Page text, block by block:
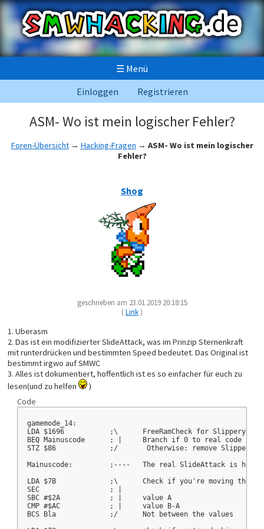
☰ Menü
Einloggen
Registrieren
ASM- Wo ist mein logischer Fehler?
Foren-Übersicht→ Hacking-Fragen → ASM- Wo ist mein logischer
Fehler?
Shog
geschrieben am 23.01.2019 20:18:15
(Link)
1. Uberasm
2. Das ist ein modifizierter SlideAttack, was im Prinzip Sternenkraft
mit runterdrücken und bestimmten Speed bedeutet. Das Original ist
bestimmt irgwo auf SMWC
3. Alles ist dokumentiert, hoffentlich ist es so einfacher für euch zu
lesen(und zu helfen
)
Code
gamemode_14:
LDA $1696           ;\      FreeRamCheck for Slippery
BEQ Mainuscode      ; |     Branch if 0 to real code
STZ $86             ;/       Otherwise: remove Slippery
Mainuscode:         ;----   The real SlideAttack is here
LDA $7B             ;\      Check if you're moving the
SEC                 ; |
SBC #$2A            ; |     value A
CMP #$AC            ; |     value B-A
BCS Bla             ;/      Not between the values